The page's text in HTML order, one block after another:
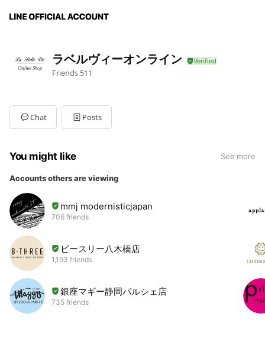
ラベルヴィーオンライン
Friends 511
Chat Posts
You might like See more
Accounts others are viewing
mmj modernisticjapan
706 friends
ビースリー八木橋店
1,193 friends
銀座マギー静岡パルシェ店
735 friends